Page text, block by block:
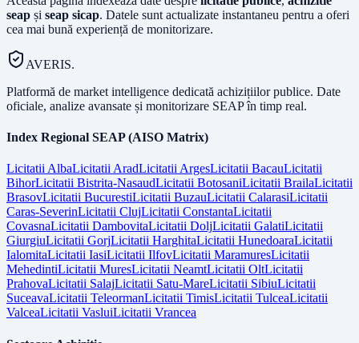
seap și seap sicap. Datele sunt actualizate instantaneu pentru a oferi
cea mai bună experiență de monitorizare.
AVERIS.
Platformă de market intelligence dedicată achizițiilor publice. Date
oficiale, analize avansate și monitorizare SEAP în timp real.
Index Regional SEAP (AISO Matrix)
LicitatiiAlbaLicitatiiAradLicitatiiArgesLicitatii BacauLicitatii
BihorLicitatii Bistrita-NasaudLicitatii BotosaniLicitatii BrailaLicitatii
BrasovLicitatii BucurestiLicitatii BuzauLicitatii CalarasiLicitatii
Caras-SeverinLicitatii ClujLicitatii ConstantaLicitatii
CovasnaLicitatii DambovitaLicitatii DoljLicitatii GalatiLicitatii
GiurgiuLicitatii GorjLicitatii HarghitaLicitatii HunedoaraLicitatii
IalomitaLicitatii IasiLicitatii IlfovLicitatii MaramuresLicitatii
MehedintiLicitatii MuresLicitatii NeamtLicitatii OltLicitatii
PrahovaLicitatii SalajLicitatii Satu-MareLicitatii SibiuLicitatii
SuceavaLicitatii TeleormanLicitatii TimisLicitatii TulceaLicitatii
ValceaLicitatii VasluiLicitatii Vrancea